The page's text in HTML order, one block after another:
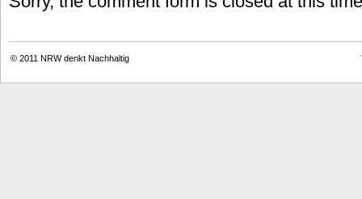
© 2011 NRW denkt Nachhaltig